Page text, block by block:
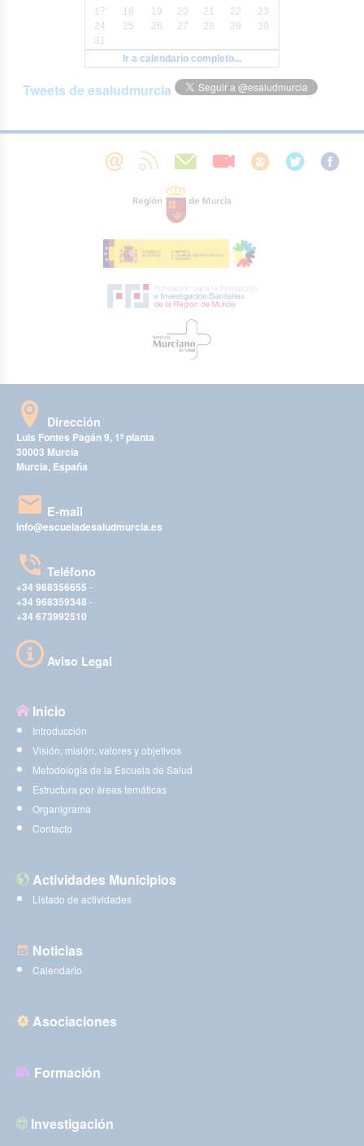
17
18 19 20 21 22
23
24
25 26 27 28 29
30
31
Ir a calendario completo...
Tweets de esaludmurcia
Dirección
Luis Fontes Pagán 9, 1ª planta
30003 Murcia
Murcia, España
E-mail
info@escueladesaludmurcia.es
Teléfono
+34 968356655 -
+34 968359348 -
+34 673992510
Aviso Legal
Inicio
Introducción
Visión, misión, valores y objetivos
Metodología de la Escuela de Salud
Estructura por áreas temáticas
Organigrama
Contacto
Actividades Municipios
Listado de actividades
Noticias
Calendario
Asociaciones
Formación
Investigación